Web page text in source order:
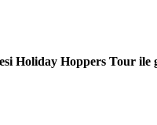
Holiday Hoppers Tour